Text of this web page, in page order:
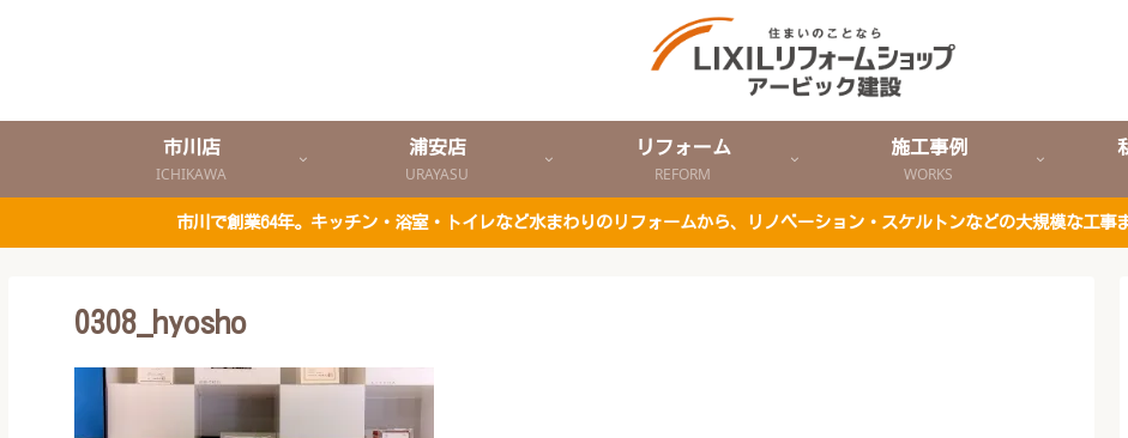
市川店
ICHIKAWA
浦安店
URAYASU
リフォーム
REFORM
施工事例
WORKS
市川で創業64年。キッチン・浴室・トイレなど水まわりのリフォームから、リノベーション・スケルトンなどの大規模な工事
0308_hyosho